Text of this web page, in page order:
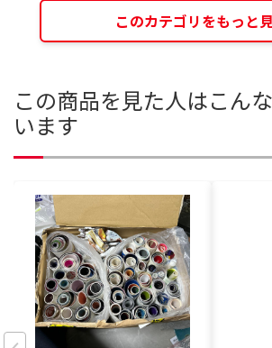
このカテゴリをもっと
この商品を見た人はこん
います